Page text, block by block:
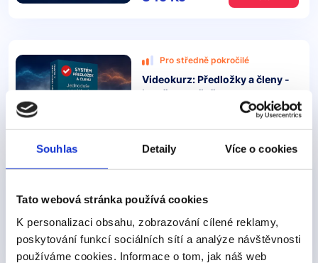
Souhlas Detaily Více o cookies
Tato webová stránka používá cookies
K personalizaci obsahu, zobrazování cílené reklamy,
poskytování funkcí sociálních sítí a analýze návštěvnosti
používáme cookies. Informace o tom, jak náš web
Pro středně pokročilé
Videokurz: Předložky a členy -
jasně a stručně
Detail
Videokurz: Budoucnost
používat
349 Kč